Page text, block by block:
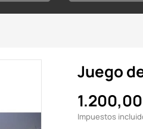
Juego
Impuestos